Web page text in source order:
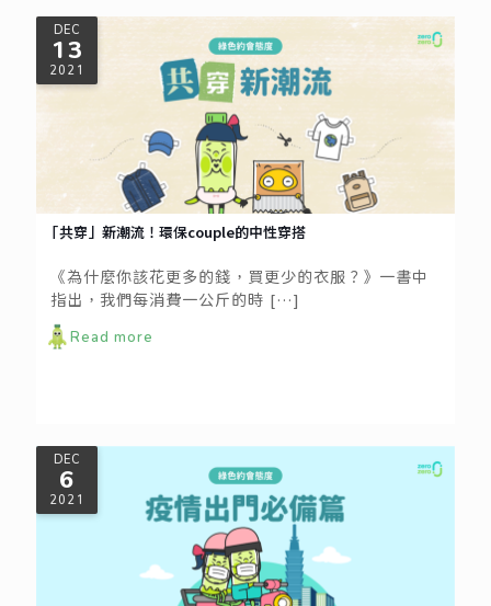
DEC
13
2021
「共穿」新潮流！環保couple的中性穿搭
《為什麼你該花更多的錢，買更少的衣服？》一書中
指出，我們每消費一公斤的時 […]
Read more
DEC
6
2021